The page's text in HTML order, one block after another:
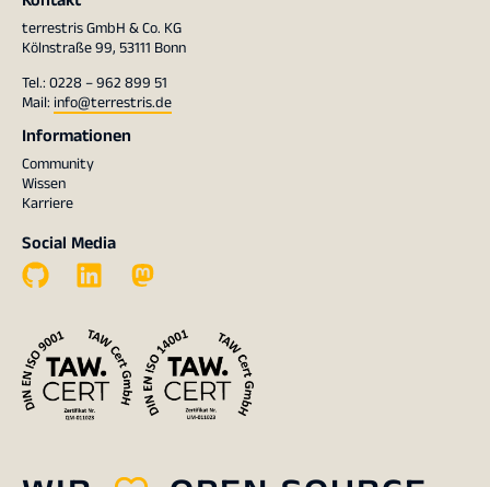
terrestris GmbH & Co. KG
Kölnstraße 99, 53111 Bonn
Tel.: 0228 – 962 899 51
Mail: info@terrestris.de
Informationen
Community
Wissen
Karriere
Social Media